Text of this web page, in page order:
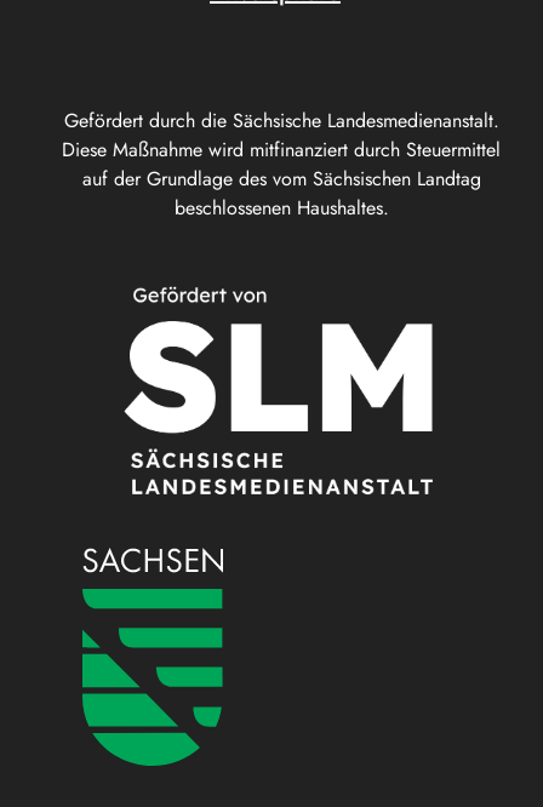
Gefördert durch die Sächsische Landesmedienanstalt.
Diese Maßnahme wird mitfinanziert durch Steuermittel
auf der Grundlage des vom Sächsischen Landtag
beschlossenen Haushaltes.